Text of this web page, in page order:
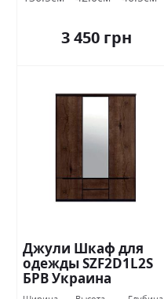
3 450 грн
Джули Шкаф для
одежды SZF2D1L2S
БРВ Украина